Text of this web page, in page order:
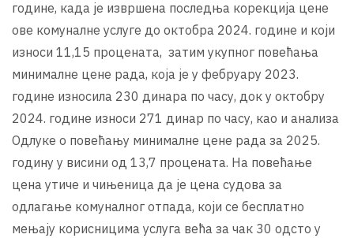
године, када је извршена последња корекција цене
ове комуналне услуге до октобра 2024. године и који
износи 11,15 процената, затим укупног повећања
минималне цене рада, која је у фебруару 2023.
године износила 230 динара по часу, док у октобру
2024. године износи 271 динар по часу, као и анализа
Одлуке о повећању минималне цене рада за 2025.
годину у висини од 13,7 процената. На повећање
цена утиче и чињеница да је цена судова за
одлагање комуналног отпада, који се бесплатно
мењају корисницима услуга већа за чак 30 одсто у